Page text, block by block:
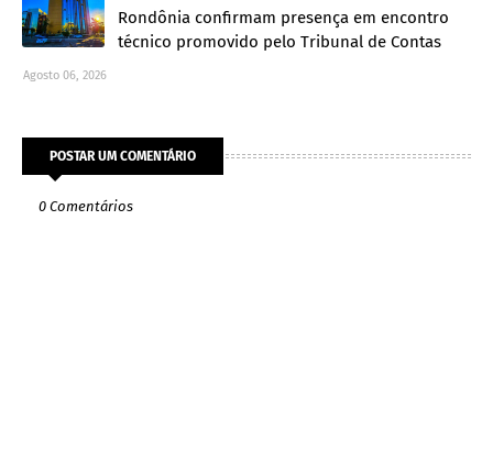
Rondônia confirmam presença em encontro
técnico promovido pelo Tribunal de Contas
Agosto 06, 2026
POSTAR UM COMENTÁRIO
0 Comentários